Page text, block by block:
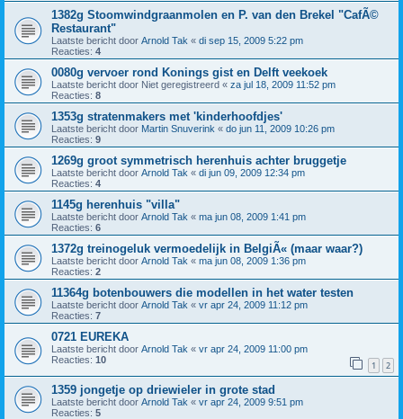
1382g Stoomwindgraanmolen en P. van den Brekel "CafÃ©
Restaurant"
Laatste bericht door Arnold Tak « di sep 15, 2009 5:22 pm
Reacties: 4
0080g vervoer rond Konings gist en Delft veekoek
Laatste bericht door Niet geregistreerd « za jul 18, 2009 11:52 pm
Reacties: 8
1353g stratenmakers met 'kinderhoofdjes'
Laatste bericht door Martin Snuverink « do jun 11, 2009 10:26 pm
Reacties: 9
1269g groot symmetrisch herenhuis achter bruggetje
Laatste bericht door Arnold Tak « di jun 09, 2009 12:34 pm
Reacties: 4
1145g herenhuis "villa"
Laatste bericht door Arnold Tak « ma jun 08, 2009 1:41 pm
Reacties: 6
1372g treinogeluk vermoedelijk in BelgiÃ« (maar waar?)
Laatste bericht door Arnold Tak « ma jun 08, 2009 1:36 pm
Reacties: 2
11364g botenbouwers die modellen in het water testen
Laatste bericht door Arnold Tak « vr apr 24, 2009 11:12 pm
Reacties: 7
0721 EUREKA
Laatste bericht door Arnold Tak « vr apr 24, 2009 11:00 pm
Reacties: 10 1 2
1359 jongetje op driewieler in grote stad
Laatste bericht door Arnold Tak « vr apr 24, 2009 9:51 pm
Reacties: 5